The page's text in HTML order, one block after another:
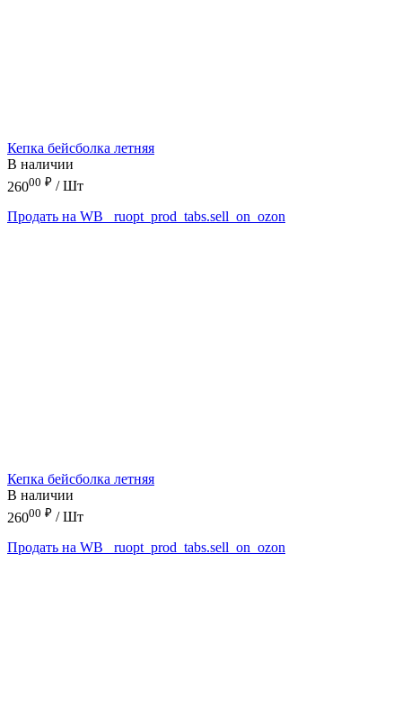
Кепка бейсболка летняя
В наличии
26000 ₽ / Шт
Продать на WB
_ruopt_prod_tabs.sell_on_ozon
Кепка бейсболка летняя
В наличии
26000 ₽ / Шт
Продать на WB
_ruopt_prod_tabs.sell_on_ozon